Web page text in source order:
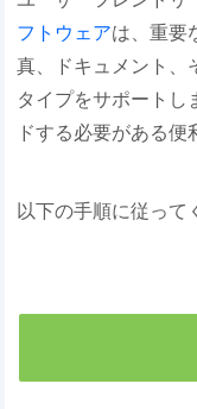
フトウェアは、重要
真、ドキュメント、
タイプをサポート
ドする必要がある便
以下の手順に従って